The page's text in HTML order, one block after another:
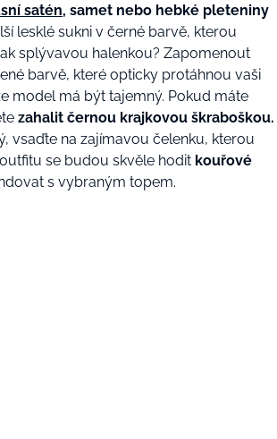
satén, samet nebo hebké pleteniny
lesklé sukni v černé barvě, kterou
splývavou halenkou? Zapomenout
barvě, které opticky protáhnou vaši
model má být tajemný. Pokud máte
zahalit černou krajkovou škraboškou.
vsaďte na zajímavou čelenku, kterou
se budou skvěle hodit kouřové
s vybraným topem.